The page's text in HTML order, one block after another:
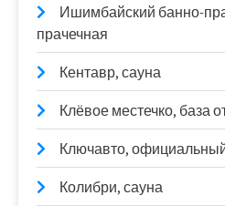
Ишимбайский банно-
прачечная
Кентавр, сауна
Клёвое местечко, база
Ключавто,
Колибри, сауна